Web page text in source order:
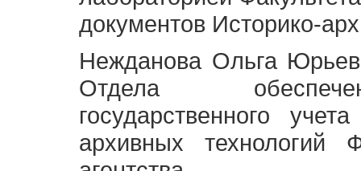
документов Историко-
Нежданова Ольга
Отдела
государственного
архивных технологий